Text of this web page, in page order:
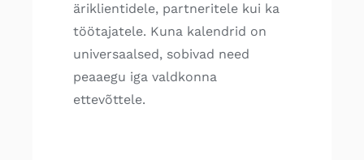
äriklientidele, partneritele kui ka
töötajatele. Kuna kalendrid on
universaalsed, sobivad need
peaaegu iga valdkonna
ettevõttele.